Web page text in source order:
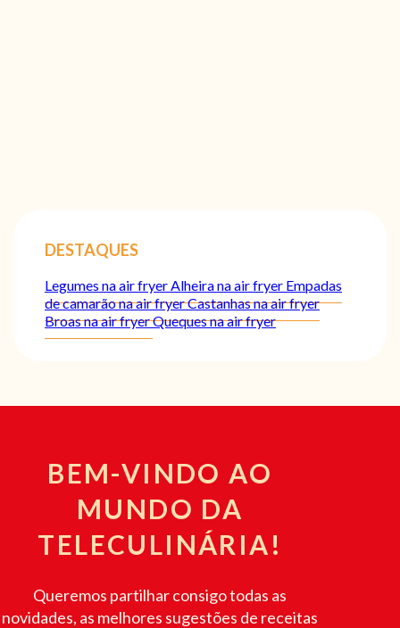
DESTAQUES
Legumes na air fryer Alheira na air fryer Empadas
de camarão na air fryerCastanhas na air fryer
Broas na air fryerQueques na air fryer
BEM-VINDO AO
MUNDO DA
TELECULINÁRIA!
Queremos partilhar consigo todas as
novidades, as melhores sugestões de receitas